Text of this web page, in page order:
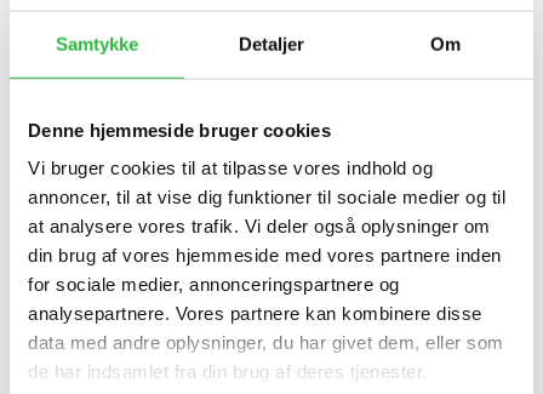
Samtykke Detaljer Om
Denne hjemmeside bruger cookies
Vi bruger cookies til at tilpasse vores indhold og
annoncer, til at vise dig funktioner til sociale medier og til
at analysere vores trafik. Vi deler også oplysninger om
din brug af vores hjemmeside med vores partnere inden
for sociale medier, annonceringspartnere og
analysepartnere. Vores partnere kan kombinere disse
data med andre oplysninger, du har givet dem, eller som
de har indsamlet fra din brug af deres tjenester.
KATAo
SIMPLE
Projekttilbud
Katalog
Holdbare cykelstativer til
sikker parkering
Cykelstativer er et must i de danske byer. Vi elsker at cykle som
aldrig før - specielt i byerne. Her er det et af de foretrukne